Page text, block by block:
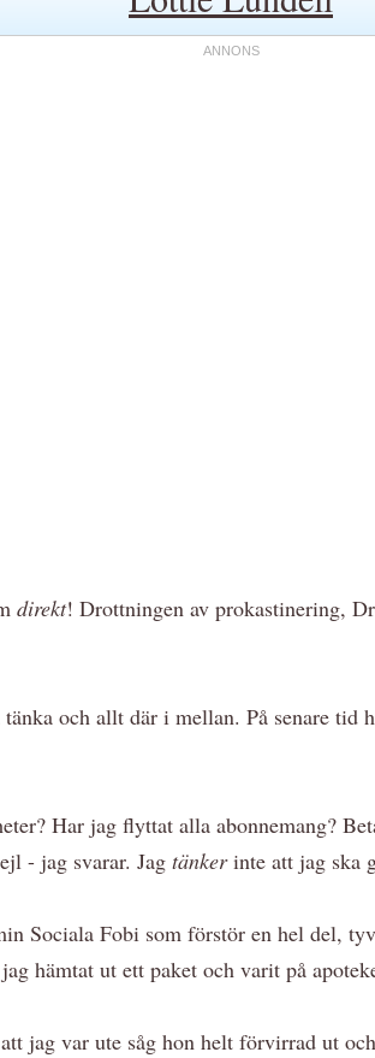
direkt! Drottningen av prokastinering,
och allt där i mellan. På senare tid
Har jag flyttat alla abonnemang?
- jag svarar. Jag tänkerinte att jag ska
Sociala Fobi som förstör en hel del,
hämtat ut ett paket och varit på
jag var ute såg hon helt förvirrad ut